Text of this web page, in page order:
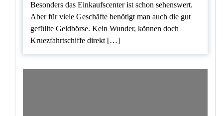
Besonders das Einkaufscenter ist schon sehenswert.
Aber für viele Geschäfte benötigt man auch die gut
gefüllte Geldbörse. Kein Wunder, können doch
Kruezfahrtschiffe direkt […]